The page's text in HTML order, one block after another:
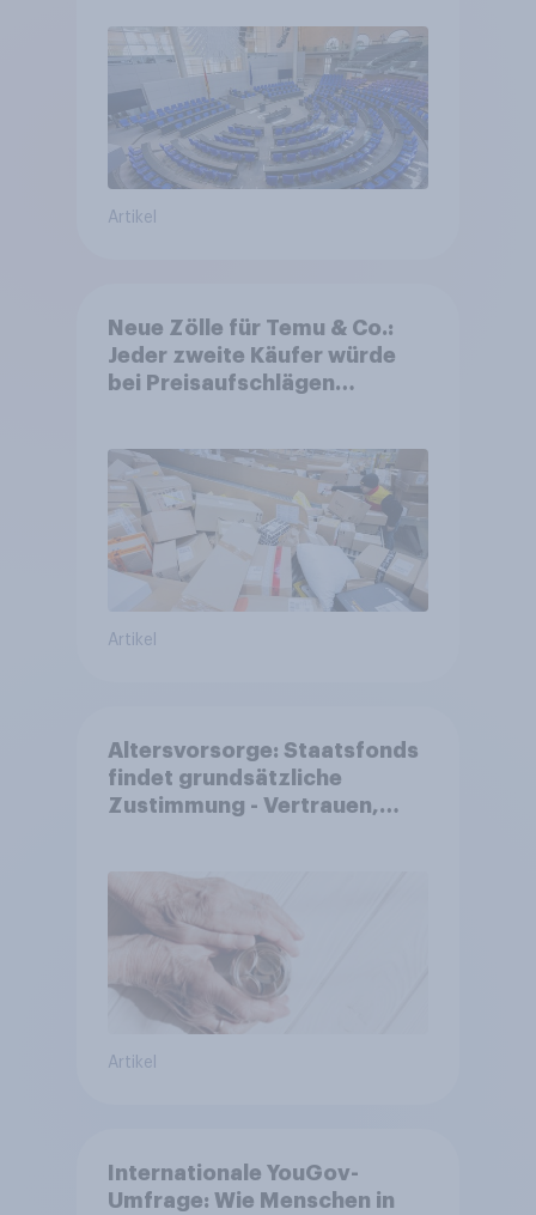
Artikel
Neue Zölle für Temu & Co.:
Jeder zweite Käufer würde
bei Preisaufschlägen
Artikel
Altersvorsorge: Staatsfonds
findet grundsätzliche
Zustimmung - Vertrauen,
Akzeptanz
Artikel
Internationale YouGov-
Umfrage: Wie Menschen in